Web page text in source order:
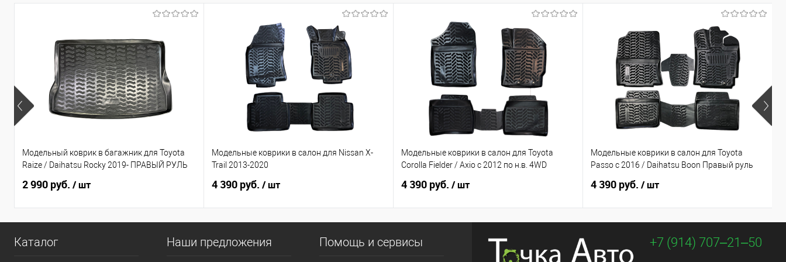
Модельный коврик в багажник для Toyota
Raize / Daihatsu Rocky 2019- ПРАВЫЙ РУЛЬ
2 990 руб. / шт
Модельные коврики в салон для Nissan X-
Trail 2013-2020
4 390 руб. / шт
Модельные коврики в салон для Toyota
Corolla Fielder / Axio с 2012 по н.в. 4WD
4 390 руб. / шт
Модельные коврики в салон для Toyota
Passo с 2016 / Daihatsu Boon Правый руль
4 390 руб. / шт
Каталог Наши предложения Помощь и сервисы +7 (914) 707‒21‒50